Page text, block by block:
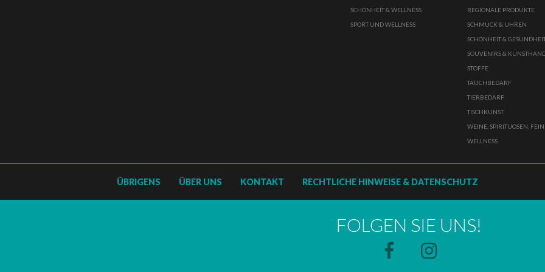
SCHÖNHEIT & WELLNESS
SPORT UND WELLNESS
REGIONALE PRODUKTE
SCHMUCK & UHREN
SCHÖNHEIT &
SOUVENIRS &
STOFFE
TAUCHBEDARF
TIERBEDARF
TISCHKUNST
WEINE, SPIRITUOSEN,
WELLNESS
ÜBRIGENS ÜBER UNS KONTAKT RECHTLICHE HINWEISE & DATENSCHUTZ
FOLGEN SIE UNS!